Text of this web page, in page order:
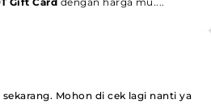
Mohon di cek lagi nanti ya